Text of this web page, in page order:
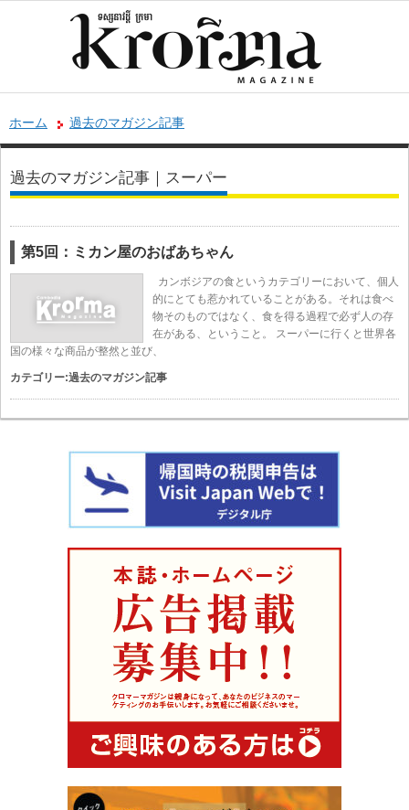
ホーム 過去のマガジン記事
過去のマガジン記事｜スーパー
第5回：ミカン屋のおばあちゃん
カンボジアの食というカテゴリーにおいて、個人
的にとても惹かれていることがある。それは食べ
物そのものではなく、食を得る過程で必ず人の存
在がある、ということ。 スーパーに行くと世界各
国の様々な商品が整然と並び、
カテゴリー:過去のマガジン記事